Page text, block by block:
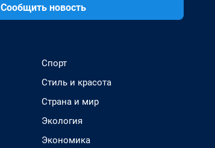
Сообщить новость
Спорт
Стиль и красота
Страна и мир
Экология
Экономика